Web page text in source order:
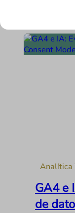
Analítica
GA4 e
de